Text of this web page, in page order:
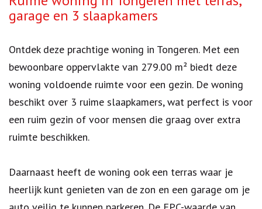
garage en 3 slaapkamers
Ontdek deze prachtige woning in Tongeren. Met een
bewoonbare oppervlakte van 279.00 m² biedt deze
woning voldoende ruimte voor een gezin. De woning
beschikt over 3 ruime slaapkamers, wat perfect is voor
een ruim gezin of voor mensen die graag over extra
ruimte beschikken.
Daarnaast heeft de woning ook een terras waar je
heerlijk kunt genieten van de zon en een garage om je